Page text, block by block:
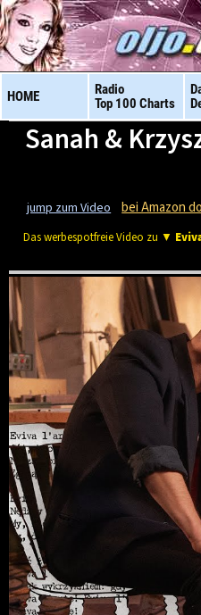
HOME
Radio
Top 100 Charts
Sanah &
jump zum Video bei Amazon
Das werbespotfreie Video zu ▼